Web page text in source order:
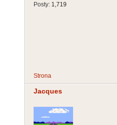
Posty: 1,719
Strona
Jacques